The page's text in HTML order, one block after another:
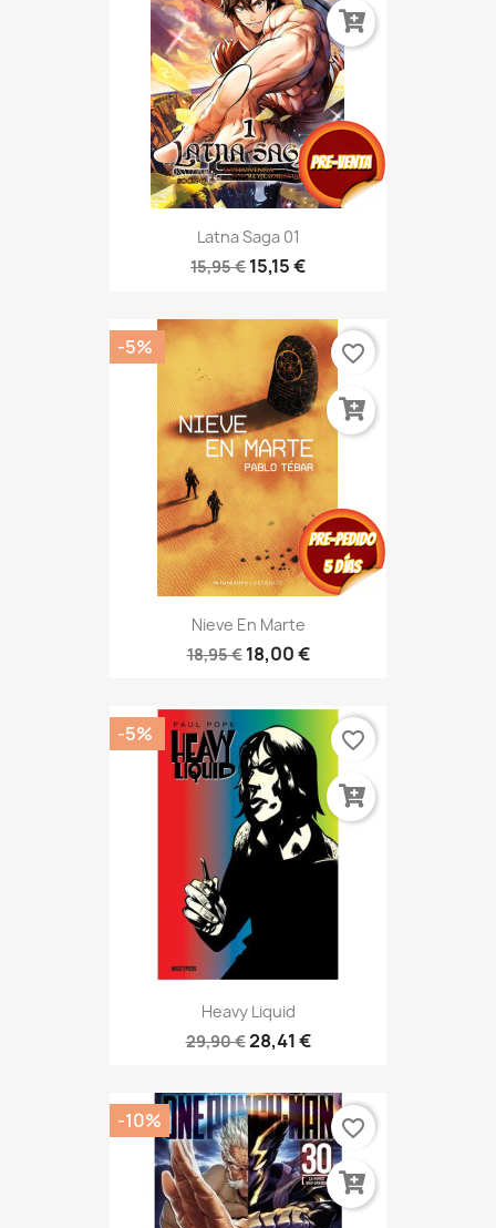
Latna Saga 01
15,95 € 15,15 €
Nieve En Marte
18,95 € 18,00 €
-5% favorite_border
Heavy Liquid
29,90 €28,41 €
-5% favorite_border
-10% favorite_border